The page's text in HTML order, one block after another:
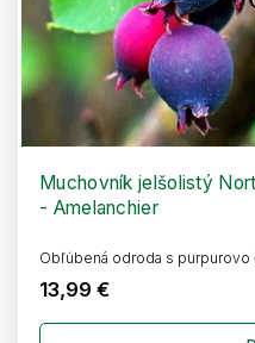
Muchovník jelšolistý
- Amelanchier
13,99 €
Obľúbená odroda s